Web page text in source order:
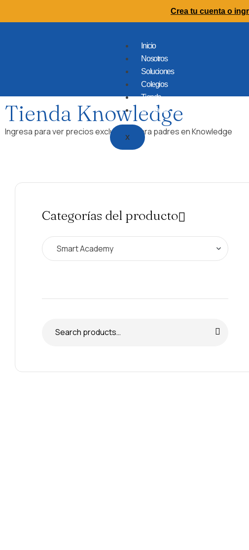
Crea tu cuenta o
Inicio
Nosotros
Soluciones
Colegios
Tienda
Contacto
X
Tienda Knowledge
Ingresa para ver precios exclusivos para padres en Knowledge
Categorías del producto